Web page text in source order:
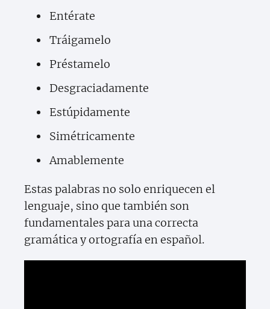
Entérate
Tráigamelo
Préstamelo
Desgraciadamente
Estúpidamente
Simétricamente
Amablemente
Estas palabras no solo enriquecen el
lenguaje, sino que también son
fundamentales para una correcta
gramática y ortografía en español.